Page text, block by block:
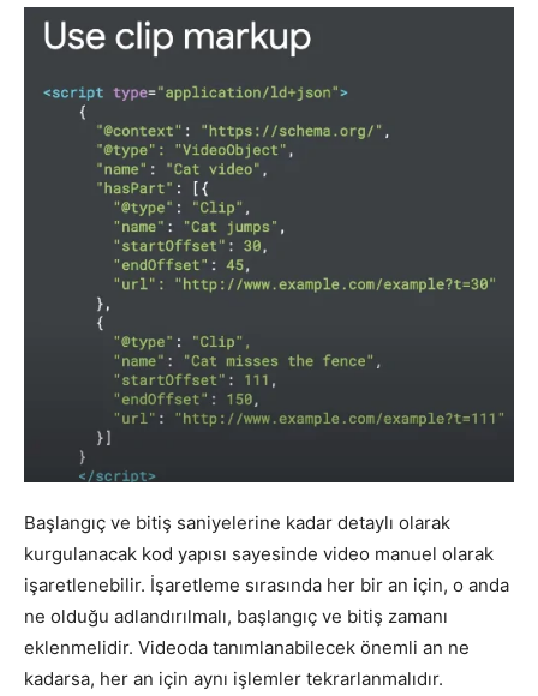
Başlangıç ve bitiş saniyelerine kadar detaylı olarak
kurgulanacak kod yapısı sayesinde video manuel olarak
işaretlenebilir. İşaretleme sırasında her bir an için, o anda
ne olduğu adlandırılmalı, başlangıç ​​ve bitiş zamanı
eklenmelidir. Videoda tanımlanabilecek önemli an ne
kadarsa, her an için aynı işlemler tekrarlanmalıdır.